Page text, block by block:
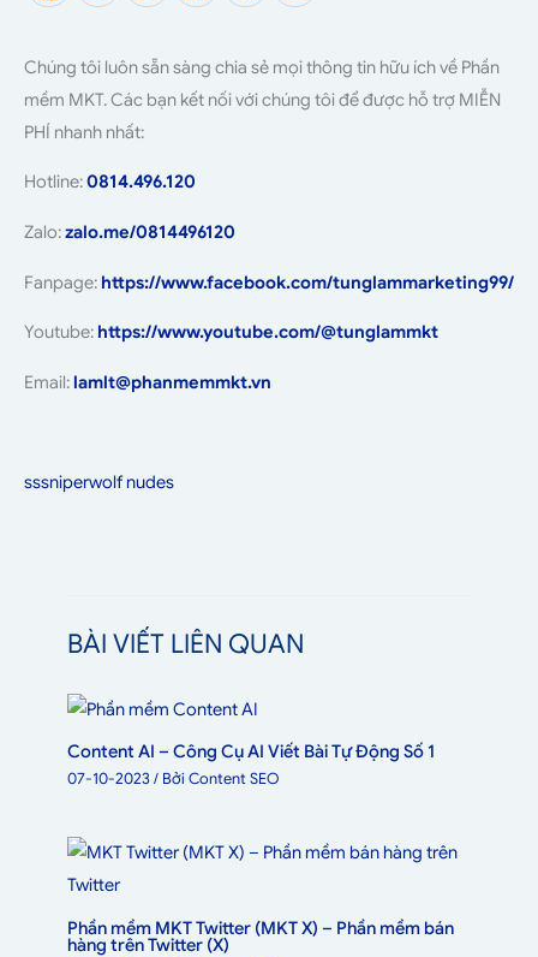
Chúng tôi luôn sẵn sàng chia sẻ mọi thông tin hữu ích về Phần
mềm MKT. Các bạn kết nối với chúng tôi để được hỗ trợ MIỄN
PHÍ nhanh nhất:
Hotline:0814.496.120
Zalo:zalo.me/0814496120
Fanpage: https://www.facebook.com/tunglammarketing99/
Youtube: https://www.youtube.com/@tunglammkt
Email: lamlt@phanmemmkt.vn
sssniperwolf nudes
BÀI VIẾT LIÊN QUAN
Content AI – Công Cụ AI Viết Bài Tự Động Số 1
07-10-2023/ BởiContent SEO
Phần mềm MKT Twitter (MKT X) – Phần mềm bán
hàng trên Twitter (X)